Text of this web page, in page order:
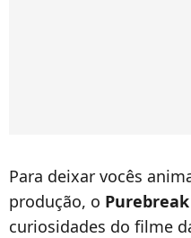
Para deixar vocês
produção, o Purebreak
curiosidades do filme